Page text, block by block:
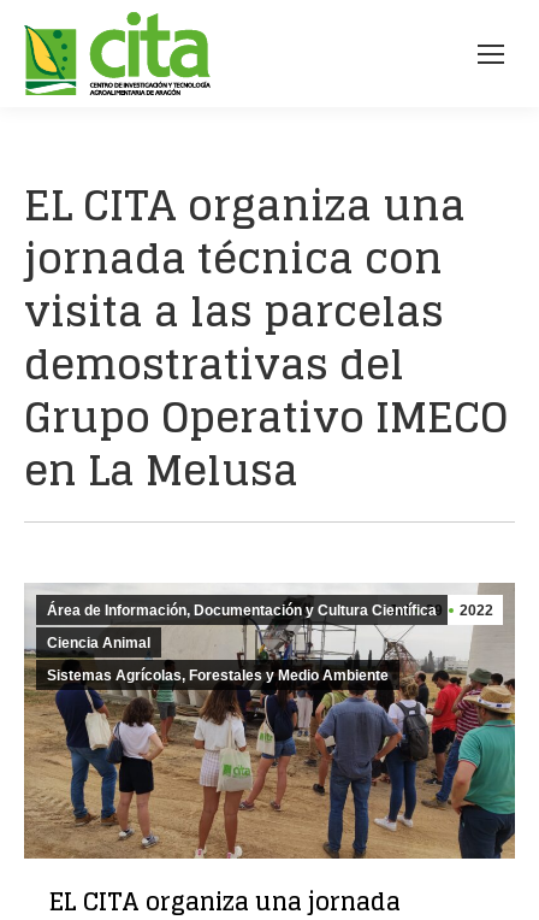
EL CITA organiza una
jornada técnica con
visita a las parcelas
demostrativas del
Grupo Operativo IMECO
en La Melusa
Jul 29 2022
Área de Información, Documentación y Cultura Científica
Ciencia Animal
Sistemas Agrícolas, Forestales y Medio Ambiente
EL CITA organiza una jornada